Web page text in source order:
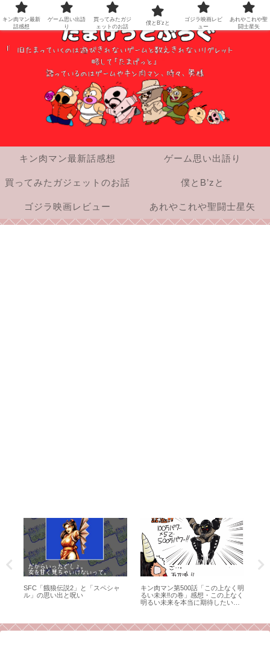
キン肉マン最新話感想 ゲーム思い出語り
買ってみたガジェットのお話 僕とB’zと
ゴジラ映画レビュー あれやこれや聖闘士星矢
SFC「餓狼伝説2」と「スペシャ
ル」の思い出と呪い
キン肉マン第500話「この上なく明
るい未来‼の巻」感想・この上なく
明るい未来を本当に期待したい、
キン肉マン最新
話感想
ゲーム思い出語
り
買ってみたガジ
ェットのお話
僕とB’zと
ゴジラ映画レビ
ュー
あれやこれや聖
闘士星矢